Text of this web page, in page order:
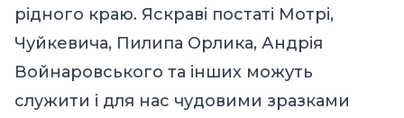
рідного краю. Яскраві постаті Мотрі,
Чуйкевича, Пилипа Орлика, Андрія
Войнаровського та інших можуть
служити і для нас чудовими зразками